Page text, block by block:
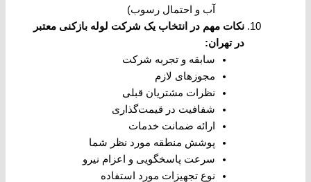
آب و احتمال رسوب)
نکات مهم در انتخاب یک شرکت لوله بازکنی معتبر
در تهران:
سابقه و تجربه شرکت
مجوزهای لازم
نظرات مشتریان قبلی
شفافیت در قیمت‌گذاری
ارائه ضمانت خدمات
پوشش منطقه مورد نظر شما
سرعت پاسخگویی و اعزام نیرو
نوع تجهیزات مورد استفاده